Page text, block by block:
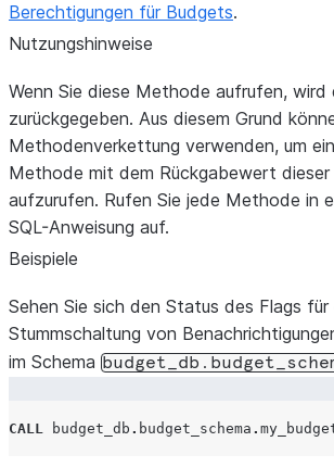
Berechtigungen für Budgets.
Nutzungshinweise
Wenn Sie diese Methode aufrufen,
zurückgegeben. Aus diesem Grund
Methodenverkettung verwenden, um
Methode mit dem Rückgabewert
aufzurufen. Rufen Sie jede Methode in
SQL-Anweisung auf.
Beispiele
Sehen Sie sich den Status des Flags für
Stummschaltung von
im Schema
CALL budget_db . budget_schema .